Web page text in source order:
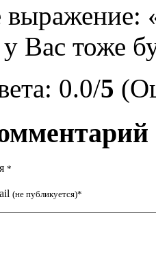
выражение:
Вас тоже
0.0/5
*
(не публикуется)*